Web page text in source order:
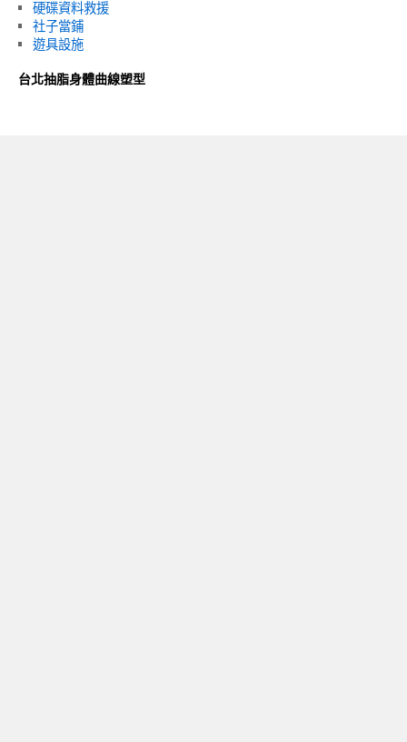
硬碟資料救援
社子當鋪
遊具設施
台北抽脂身體曲線塑型